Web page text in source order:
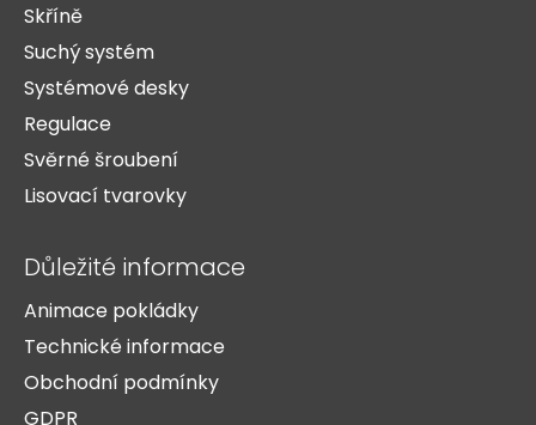
Skříně
Suchý systém
Systémové desky
Regulace
Svěrné šroubení
Lisovací tvarovky
Důležité informace
Animace pokládky
Technické informace
Obchodní podmínky
GDPR